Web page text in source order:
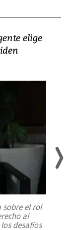
elige
sobre el rol
al
desafíos